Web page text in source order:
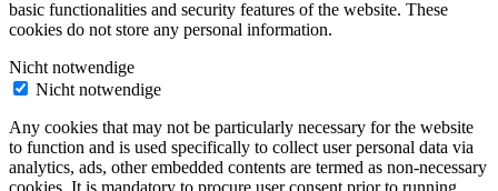
basic functionalities and security features of the website. These
cookies do not store any personal information.
Nicht notwendige
Nicht notwendige
Any cookies that may not be particularly necessary for the website
to function and is used specifically to collect user personal data via
analytics, ads, other embedded contents are termed as non-necessary
cookies. It is mandatory to procure user consent prior to running